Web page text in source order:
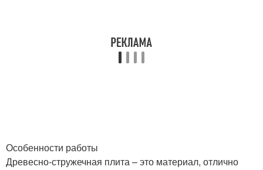
Особенности работы
Древесно-стружечная плита – это материал, отлично